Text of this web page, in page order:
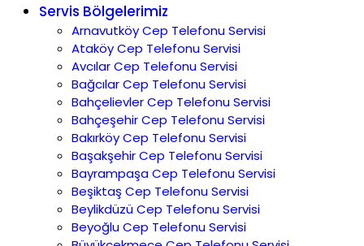
Servis Bölgelerimiz
Arnavutköy Cep Telefonu Servisi
Ataköy Cep Telefonu Servisi
Avcılar Cep Telefonu Servisi
Bağcılar Cep Telefonu Servisi
Bahçelievler Cep Telefonu Servisi
Bahçeşehir Cep Telefonu Servisi
Bakırköy Cep Telefonu Servisi
Başakşehir Cep Telefonu Servisi
Bayrampaşa Cep Telefonu Servisi
Beşiktaş Cep Telefonu Servisi
Beylikdüzü Cep Telefonu Servisi
Beyoğlu Cep Telefonu Servisi